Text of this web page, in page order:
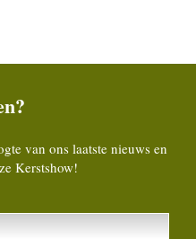
van ons laatste nieuws en
Kerstshow!